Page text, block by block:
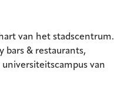
van het stadscentrum.
& restaurants,
van